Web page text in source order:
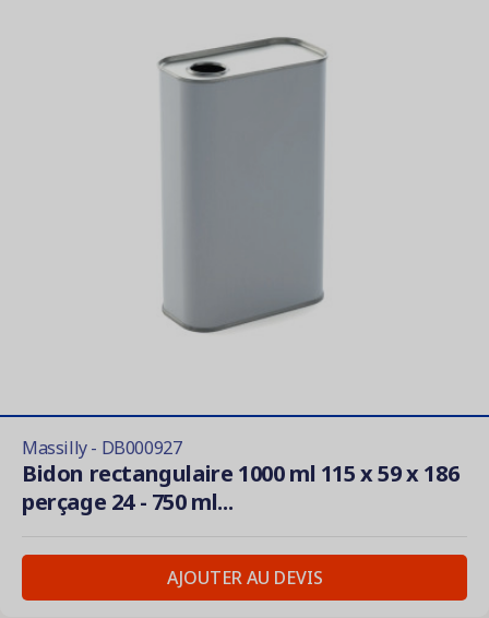
Massilly - DB000927
Bidon rectangulaire 1000 ml 115 x 59 x 186
perçage 24 - 750 ml...
AJOUTER AU DEVIS